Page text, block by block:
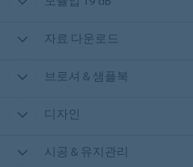
자료 다운로드
브로셔 & 샘플북
디자인
시공 & 유지관리